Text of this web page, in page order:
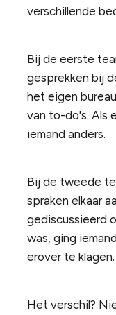
verschillende
Bij de eerste
gesprekken bij
het eigen
van to-do's. Als
iemand anders.
Bij de tweede
spraken elkaar
gediscussieerd
was, ging
erover te klagen.
Het verschil?